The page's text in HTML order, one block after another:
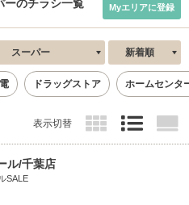
ーのチラシ一覧 Myエリアに登録
スーパー 新着順
ドラッグストア ホームセンタ
表示切替
ル/千葉店
SALE